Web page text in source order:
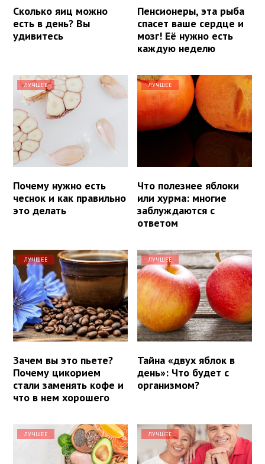
Сколько яиц можно
есть в день? Вы
удивитесь
Пенсионеры, эта рыба
спасет ваше сердце и
мозг! Её нужно есть
каждую неделю
ЛУЧШЕЕ
Почему нужно есть
чеснок и как правильно
это делать
ЛУЧШЕЕ
Что полезнее яблоки
или хурма: многие
заблуждаются с
ответом
ЛУЧШЕЕ
Зачем вы это пьете?
Почему цикорием
стали заменять кофе и
что в нем хорошего
ЛУЧШЕЕ
Тайна «двух яблок в
день»: Что будет с
организмом?
ЛУЧШЕЕ ЛУЧШЕЕ